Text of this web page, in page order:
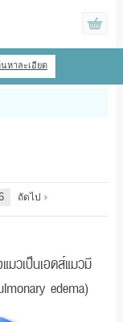
หาละเอียด
ถัดไป
วเป็นเอดส์แมวมี
edema)